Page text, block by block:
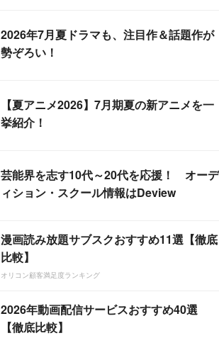
2026年7月夏ドラマも、注目作＆話題作が
勢ぞろい！
【夏アニメ2026】7月期夏の新アニメを一
挙紹介！
芸能界を志す10代～20代を応援！ オーデ
ィション・スクール情報はDeview
漫画読み放題サブスクおすすめ11選【徹底
比較】
オリコン顧客満足度ランキング
2026年動画配信サービスおすすめ40選
【徹底比較】